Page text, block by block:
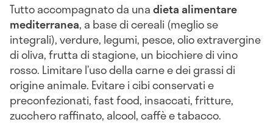
Tutto accompagnato da unadieta alimentare
mediterranea, a base di cereali (meglio se
integrali), verdure, legumi, pesce, olio extravergine
di oliva, frutta di stagione, un bicchiere di vino
rosso. Limitare l’uso della carne e dei grassi di
origine animale. Evitare i cibi conservati e
preconfezionati, fast food, insaccati, fritture,
zucchero raffinato, alcool, caffè e tabacco.